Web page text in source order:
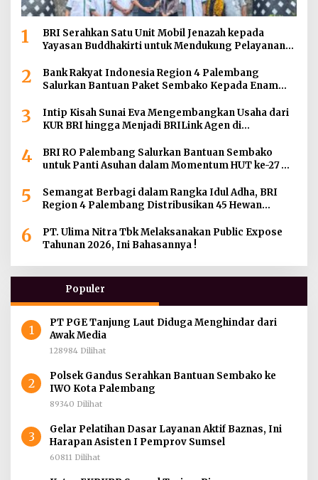
1
BRI Serahkan Satu Unit Mobil Jenazah kepada
Yayasan Buddhakirti untuk Mendukung Pelayanan
2
Bank Rakyat Indonesia Region 4 Palembang
Salurkan Bantuan Paket Sembako Kepada Enam
3
Intip Kisah Sunai Eva Mengembangkan Usaha dari
KUR BRI hingga Menjadi BRILink Agen di
4
BRI RO Palembang Salurkan Bantuan Sembako
untuk Panti Asuhan dalam Momentum HUT ke-27
5
Semangat Berbagi dalam Rangka Idul Adha, BRI
Region 4 Palembang Distribusikan 45 Hewan
Jambi dan Kepulauan Bangka
6
PT. Ulima Nitra Tbk Melaksanakan Public Expose
Tahunan 2026, Ini Bahasannya !
Populer
1
PT PGE Tanjung Laut Diduga Menghindar dari
Awak Media
128984 Dilihat
2
Polsek Gandus Serahkan Bantuan Sembako ke
IWO Kota Palembang
89340 Dilihat
3
Gelar Pelatihan Dasar Layanan Aktif Baznas, Ini
Harapan Asisten I Pemprov Sumsel
60811 Dilihat